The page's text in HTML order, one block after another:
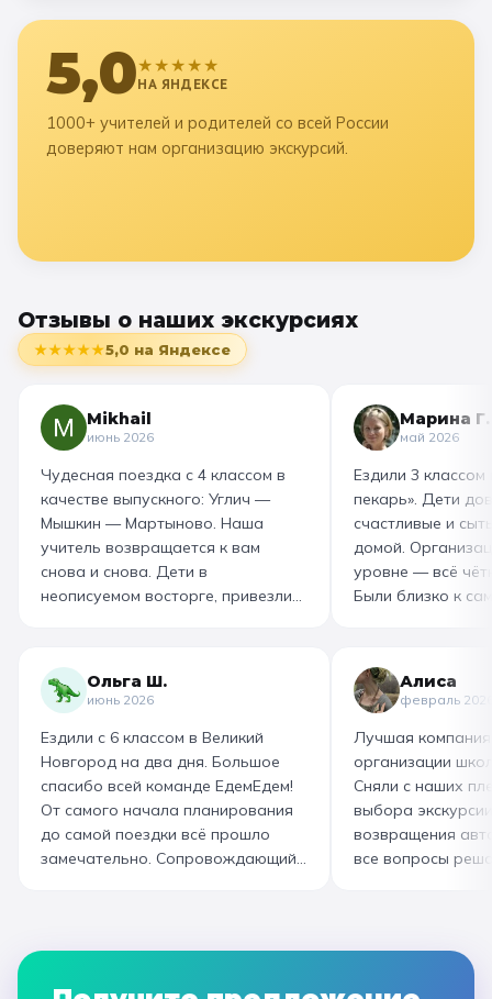
5,0★★★★★
НА ЯНДЕКСЕ
1000+ учителей и родителей со всей России
доверяют нам организацию экскурсий.
Отзывы о наших экскурсиях
★★★★★5,0 на Яндексе
Mikhail
июнь 2026
Чудесная поездка с 4 классом в
качестве выпускного: Углич —
Мышкин — Мартыново. Наша
учитель возвращается к вам
снова и снова. Дети в
неописуемом восторге, привезли
маршрут для себя, настолько
интересно и насыщенно было.
Огромная благодарность
организатору! Вы лучшие: от
выбора супер-маршрута, питания,
гостиницы, тайминга, до
интересного экскурсовода и
приятного водителя. Всё на
высшем уровне 👌
Марина Г.
май 2026
Ездили 3 классом
пекарь». Дети
счастливые и
домой.
уровне — всё
Были близко к
гигантский
изготовили
слоёного теста,
со скоморохом,
загадками. В
горячие
производстве
вкусный и
Ольга Ш.
июнь 2026
Ездили с 6 классом в Великий
Новгород на два дня. Большое
спасибо всей команде ЕдемЕдем!
От самого начала планирования
до самой поездки всё прошло
замечательно. Сопровождающий
чистые, комфортные, отель и
Алиса
февраль
Лучшая
организации
Сняли с наших
выбора
возвращения
все вопросы
которая
наконец-то